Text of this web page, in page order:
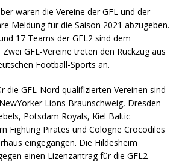
waren die Vereine der GFL und der
Meldung für die Saison 2021 abzugeben.
17 Teams der GFL2 sind dem
GFL-Vereine treten den Rückzug aus
Football-Sports an.
die GFL-Nord qualifizierten Vereinen sind
Lions Braunschweig, Dresden
Potsdam Royals, Kiel Baltic
Fighting Pirates und Cologne Crocodiles
eingegangen. Die Hildesheim
einen Lizenzantrag für die GFL2